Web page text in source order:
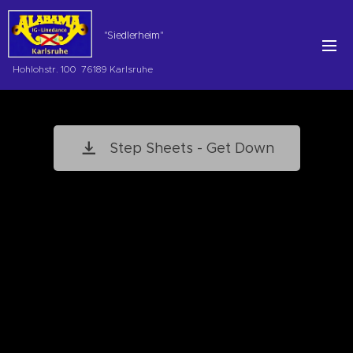
"Siedlerheim"
Hohlohstr. 100 76189 Karlsruhe
Step Sheets - Get Down